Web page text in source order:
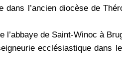
dans l’ancien diocèse de
de Saint-Winoc à
ecclésiastique dans